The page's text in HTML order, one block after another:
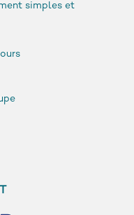
simples et